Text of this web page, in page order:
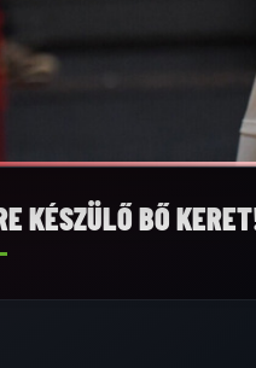
KÉSZÜLŐ BŐ